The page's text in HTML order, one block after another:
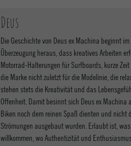
Deus
Die Geschichte von Deus ex Machina beginnt
Überzeugung heraus, dass kreatives Arbeiten
Motorrad-Halterungen für Surfboards, kurze
die Marke nicht zuletzt für die Modelinie, die
stehen stets die Kreativität und das
Offenheit. Damit besinnt sich Deus ex Machina
Biken noch dem reinen Spaß dienten und nicht
Strömungen ausgebaut wurden. Erlaubt ist,
willkommen, wo Authentizität und